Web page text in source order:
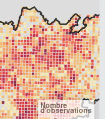
Nombre
d'observations